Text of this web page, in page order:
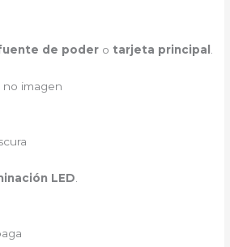
de podero tarjeta principal
imagen
LED